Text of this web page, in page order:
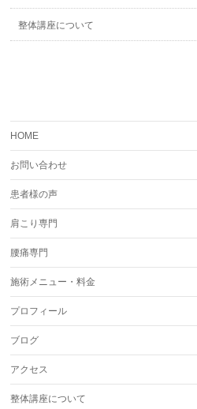
整体講座について
HOME
お問い合わせ
患者様の声
肩こり専門
腰痛専門
施術メニュー・料金
プロフィール
ブログ
アクセス
整体講座について